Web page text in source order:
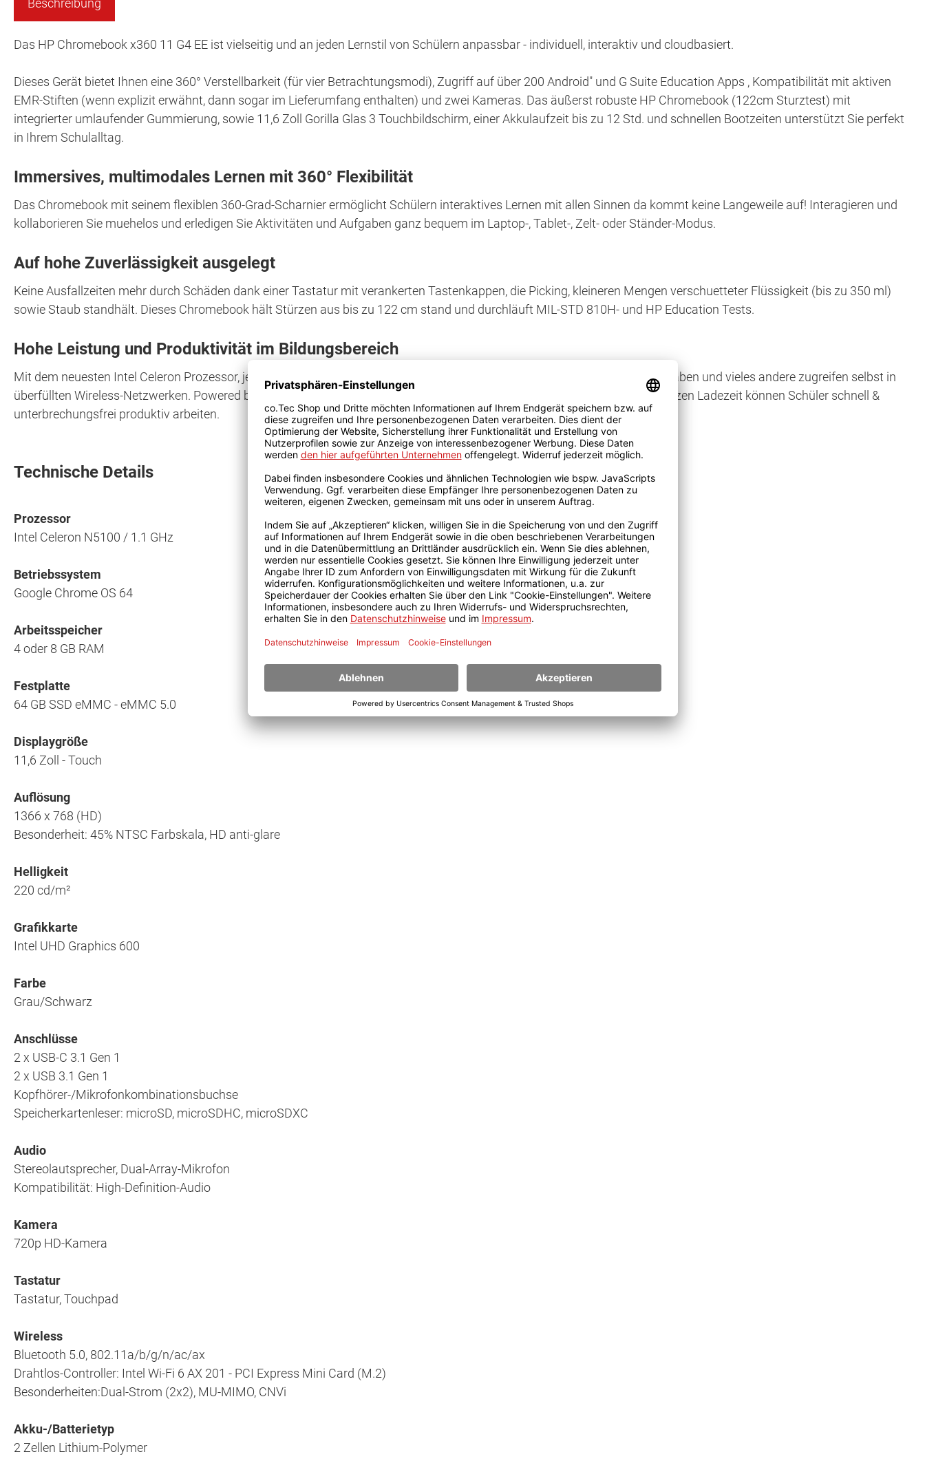
Beschreibung
Das HP Chromebook x360 11 G4 EE ist vielseitig und an jeden Lernstil von Schülern anpassbar - individuell, interaktiv und cloudbasiert.
Dieses Gerät bietet Ihnen eine 360° Verstellbarkeit (für vier Betrachtungsmodi), Zugriff auf über 200 Android" und G Suite Education Apps , Kompatibilität mit aktiven
EMR-Stiften (wenn explizit erwähnt, dann sogar im Lieferumfang enthalten) und zwei Kameras. Das äußerst robuste HP Chromebook (122cm Sturztest) mit
integrierter umlaufender Gummierung, sowie 11,6 Zoll Gorilla Glas 3 Touchbildschirm, einer Akkulaufzeit bis zu 12 Std. und schnellen Bootzeiten unterstützt Sie perfekt
in Ihrem Schulalltag.
Immersives, multimodales Lernen mit 360° Flexibilität
Das Chromebook mit seinem flexiblen 360-Grad-Scharnier ermöglicht Schülern interaktives Lernen mit allen Sinnen da kommt keine Langeweile auf! Interagieren und
kollaborieren Sie muehelos und erledigen Sie Aktivitäten und Aufgaben ganz bequem im Laptop-, Tablet-, Zelt- oder Ständer-Modus.
Auf hohe Zuverlässigkeit ausgelegt
Keine Ausfallzeiten mehr durch Schäden dank einer Tastatur mit verankerten Tastenkappen, die Picking, kleineren Mengen verschuetteter Flüssigkeit (bis zu 350 ml)
sowie Staub standhält. Dieses Chromebook hält Stürzen aus bis zu 122 cm stand und durchläuft MIL-STD 810H- und HP Education Tests.
Hohe Leistung und Produktivität im Bildungsbereich
Mit dem neuesten Intel Celeron Prozessor, jeder Menge Arbeitsspeicher und Wi-Fi 6 können Sie blitzschnell auf Videos, Aufgaben und vieles andere zugreifen selbst in
überfüllten Wireless-Netzwerken. Powered by Chrome OS. Dank der langer Akkulaufzeit von bis zu 12 Stunden und einer kurzen Ladezeit können Schüler schnell &
unterbrechungsfrei produktiv arbeiten.
Technische Details
Prozessor
Intel Celeron N5100 / 1.1 GHz
Betriebssystem
Google Chrome OS 64
Arbeitsspeicher
4 oder 8 GB RAM
Festplatte
64 GB SSD eMMC - eMMC 5.0
Displaygröße
11,6 Zoll - Touch
Auflösung
1366 x 768 (HD)
Besonderheit: 45% NTSC Farbskala, HD anti-glare
Helligkeit
220 cd/m²
Grafikkarte
Intel UHD Graphics 600
Farbe
Grau/Schwarz
Anschlüsse
2 x USB-C 3.1 Gen 1
2 x USB 3.1 Gen 1
Kopfhörer-/Mikrofonkombinationsbuchse
Speicherkartenleser: microSD, microSDHC, microSDXC
Audio
Stereolautsprecher, Dual-Array-Mikrofon
Kompatibilität: High-Definition-Audio
Kamera
720p HD-Kamera
Tastatur
Tastatur, Touchpad
Wireless
Bluetooth 5.0, 802.11a/b/g/n/ac/ax
Drahtlos-Controller: Intel Wi-Fi 6 AX 201 - PCI Express Mini Card (M.2)
Besonderheiten:Dual-Strom (2x2), MU-MIMO, CNVi
Akku-/Batterietyp
2 Zellen Lithium-Polymer